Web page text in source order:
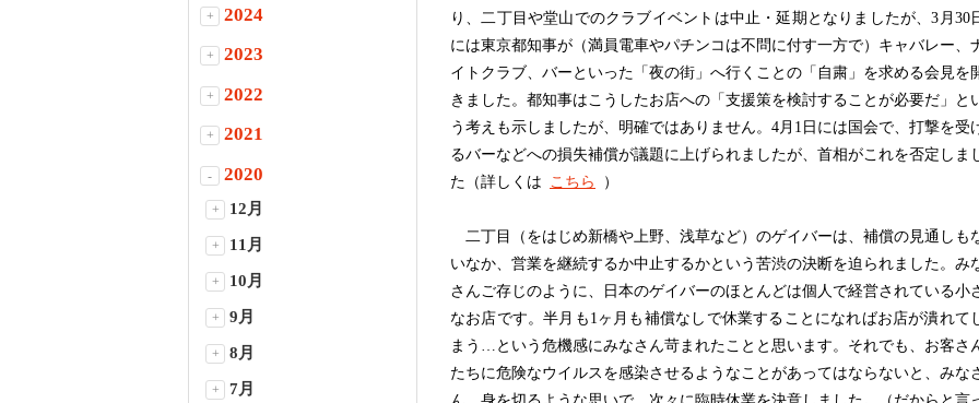
り、二丁目や堂山でのクラブイベントは中止・延期となりましたが、3月30
には東京都知事が（満員電車やパチンコは不問に付す一方で）キャバレー、
イトクラブ、バーといった「夜の街」へ行くことの「自粛」を求める会見を
きました。都知事はこうしたお店への「支援策を検討することが必要だ」と
う考えも示しましたが、明確ではありません。4月1日には国会で、打撃を受
るバーなどへの損失補償が議題に上げられましたが、首相がこれを否定しま
た（詳しくは こちら ）
二丁目（をはじめ新橋や上野、浅草など）のゲイバーは、補償の見通しも
いなか、営業を継続するか中止するかという苦渋の決断を迫られました。み
さんご存じのように、日本のゲイバーのほとんどは個人で経営されている小
なお店です。半月も1ヶ月も補償なしで休業することになればお店が潰れて
まう…という危機感にみなさん苛まれたことと思います。それでも、お客さ
たちに危険なウイルスを感染させるようなことがあってはならないと、みな
+ 2024
+ 2023
+ 2022
+ 2021
- 2020
+ 12月
+ 11月
+ 10月
+ 9月
+ 8月
+ 7月